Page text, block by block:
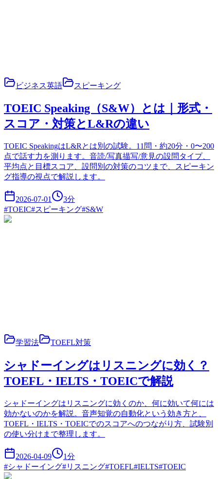
ビジネス英語 スピーキング
TOEIC Speaking（S&W）とは｜形式・
スコア・対策とL&Rの違い
TOEIC SpeakingはL&Rとは別の試験。11問・約20分・0〜200
点で話す力を測ります。音読/写真描写/意見の設問タイプ、
平均点と目標スコア、設問別の対策のコツまで、スピーキン
グ指導の視点で解説します。
2026-07-01 3分
#TOEIC#スピーキング#S&W
学習法 TOEFL対策
シャドーイングはリスニングに効く？
TOEFL・IELTS・TOEICで解説
シャドーイングはリスニングに効くのか、何に効いて何には
効かないのかを解説。音声知覚の自動化という効き方と、
TOEFL・IELTS・TOEICでのスコアへのつながり方、試験別
の使い分けまで整理します。
2026-04-09 1分
#シャドーイング#リスニング#TOEFL#IELTS#TOEIC